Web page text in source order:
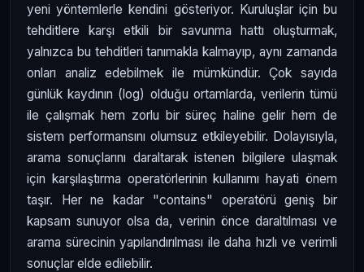
yeni yöntemlerle kendini gösteriyor. Kuruluşlar için bu
tehditlere karşı etkili bir savunma hattı oluşturmak,
yalnızca bu tehditleri tanımakla kalmayıp, aynı zamanda
onları analiz edebilmek ile mümkündür. Çok sayıda
günlük kaydının (log) olduğu ortamlarda, verilerin tümü
ile çalışmak hem zorlu bir süreç haline gelir hem de
sistem performansını olumsuz etkileyebilir. Dolayısıyla,
arama sonuçlarını daraltarak istenen bilgilere ulaşmak
için karşılaştırma operatörlerinin kullanımı hayati önem
taşır. Her ne kadar "contains" operatörü geniş bir
kapsam sunuyor olsa da, verinin önce daraltılması ve
arama sürecinin yapılandırılması ile daha hızlı ve verimli
sonuçlar elde edilebilir.